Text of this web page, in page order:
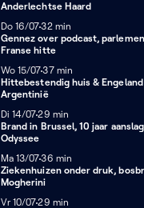
Anderlechtse Haard
Donderdag 16 juli
Do 16/0732 minuten
32 min
Gennez over podcast,
Franse hitte
Woensdag 15 juli
Wo 15/0737 minuten
37 min
Hittebestendig huis & Engeland
Argentinië
Dinsdag 14 juli
Di 14/0729 minuten
29 min
Brand in Brussel, 10 jaar
Odyssee
Maandag 13 juli
Ma 13/0736 minuten
36 min
Ziekenhuizen onder druk,
Mogherini
Vrijdag 10 juli
Vr 10/0729 minuten
29 min